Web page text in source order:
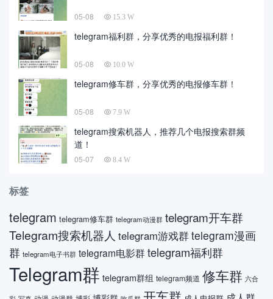
05-08 15.3 W
telegram福利群，分享优秀的电报福利群！
05-08 10.0 W
telegram修车群，分享优秀的电报修车群！
05-08 7.9 W
telegram搜索机器人，推荐几个电报搜索群频
道！
05-07 8.4 W
标签
telegram telegram修车群 telegram动漫群 telegram开车群
Telegram搜索机器人 telegram游戏群telegram漫画
群 telegram电子书群 telegram电影群telegram福利群
Telegram群 telegram群组 telegram频道 修车群 六合